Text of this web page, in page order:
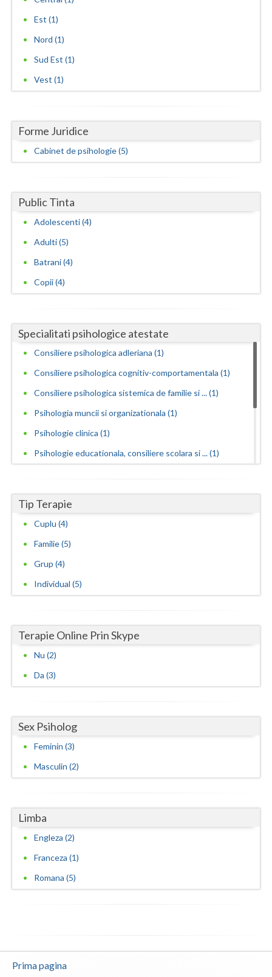
Est (1)
Nord (1)
Sud Est (1)
Vest (1)
Forme Juridice
Cabinet de psihologie (5)
Public Tinta
Adolescenti (4)
Adulti (5)
Batrani (4)
Copii (4)
Specialitati psihologice atestate
Consiliere psihologica adleriana (1)
Consiliere psihologica cognitiv-comportamentala (1)
Consiliere psihologica sistemica de familie si ... (1)
Psihologia muncii si organizationala (1)
Psihologie clinica (1)
Psihologie educationala, consiliere scolara si ... (1)
Psihoterapie analitica (1)
Psihoterapie cognitiv-comportamentala (1)
Tip Terapie
Cuplu (4)
Familie (5)
Grup (4)
Individual (5)
Terapie Online Prin Skype
Nu (2)
Da (3)
Sex Psiholog
Feminin (3)
Masculin (2)
Limba
Engleza (2)
Franceza (1)
Romana (5)
Prima pagina